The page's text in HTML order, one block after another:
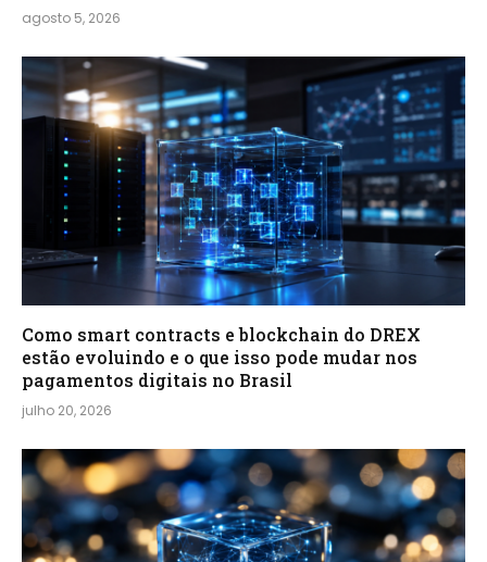
agosto 5, 2026
Como smart contracts e blockchain do DREX
estão evoluindo e o que isso pode mudar nos
pagamentos digitais no Brasil
julho 20, 2026